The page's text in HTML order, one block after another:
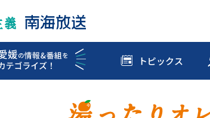
トピックス